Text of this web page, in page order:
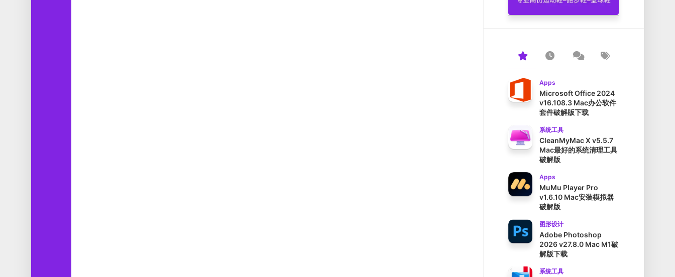
Apps
Microsoft Office 2024
v16.108.3 Mac办公软件
套件破解版下载
系统工具
CleanMyMac X v5.5.7
Mac最好的系统清理工具
破解版
Apps
MuMu Player Pro
v1.6.10 Mac安装模拟器
破解版
图形设计
Adobe Photoshop
2026 v27.8.0 Mac M1破
解版下载
系统工具